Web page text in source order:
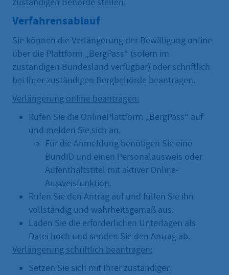
zuständigen Behörde stellen.
Verfahrensablauf
Sie können die Verlängerung der Bewilligung online
über die Plattform „BergPass“ (sofern im
zuständigen Bundesland verfügbar) oder schriftlich
bei Ihrer zuständigen Bergbehörde beantragen.
Verlängerung online beantragen:
Rufen Sie die OnlinePlattform „BergPass“ auf
und melden Sie sich an.
Für die Anmeldung benötigen Sie eine
BundID und einen Personalausweis oder
Aufenthaltstitel mit aktiver Online-
Ausweisfunktion.
Rufen Sie den Antrag auf und füllen Sie ihn
vollständig und wahrheitsgemäß aus.
Laden Sie die erforderlichen Unterlagen als
Datei hoch und senden Sie den Antrag ab.
Verlängerung schriftlich beantragen:
Setzen Sie sich mit Ihrer zuständigen